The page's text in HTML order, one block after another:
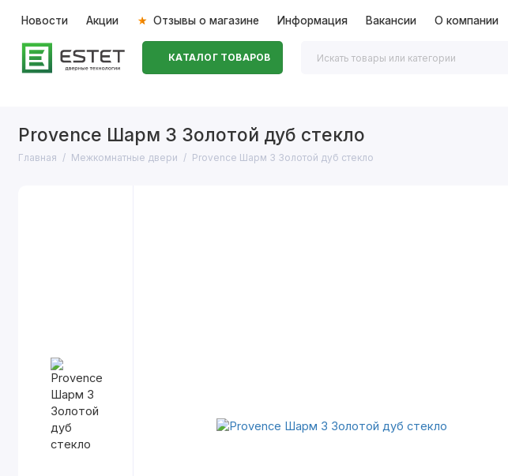
Новости Акции Отзывы о магазине Информация Вакансии О компании
КАТАЛОГ ТОВАРОВ
Provence Шарм 3 Золотой дуб стекло
Главная Межкомнатные двери Provence Шарм 3 Золотой дуб стекло